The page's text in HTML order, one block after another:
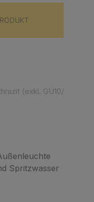
Spritzwasser
(exkl. GU10/